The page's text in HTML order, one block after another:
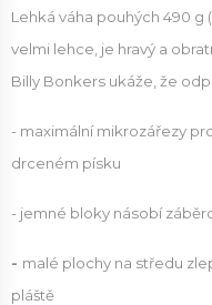
Lehká váha pouhých 490
velmi lehce, je hravý a
Billy Bonkers ukáže, že
- maximální mikrozářezy
drceném písku
- jemné bloky násobí
- malé plochy na středu
pláště